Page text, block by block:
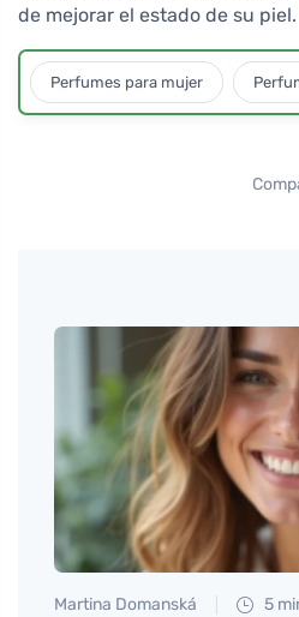
de mejorar el estado de su piel.
Perfumes para mujer
Martina Domanská 5